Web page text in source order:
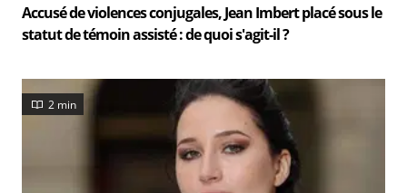
Accusé de violences conjugales, Jean Imbert placé sous le
statut de témoin assisté : de quoi s'agit-il ?
2 min